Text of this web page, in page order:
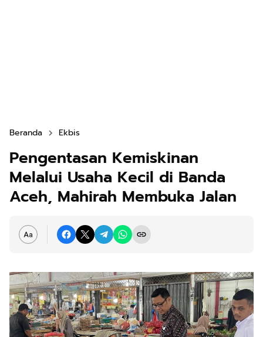
Beranda Ekbis
Pengentasan Kemiskinan
Melalui Usaha Kecil di Banda
Aceh, Mahirah Membuka Jalan